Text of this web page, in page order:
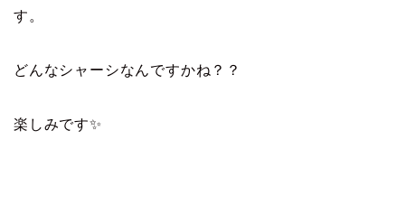
す。
どんなシャーシなんですかね？？
楽しみです✨